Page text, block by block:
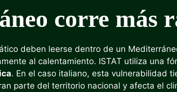
corre más
deben leerse dentro de un
al calentamiento. ISTAT utiliza una
. En el caso italiano, esta vulnerabilidad
parte del territorio nacional y afecta el